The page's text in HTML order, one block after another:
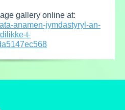
gallery online at:
anamen-jymdastyryl-an-
t-